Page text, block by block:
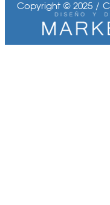
Copyright © 2025 /